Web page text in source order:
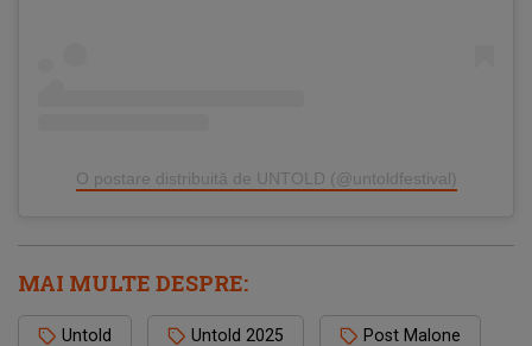
O postare distribuită de UNTOLD (@untoldfestival)
MAI MULTE DESPRE:
Untold Untold 2025 Post Malone